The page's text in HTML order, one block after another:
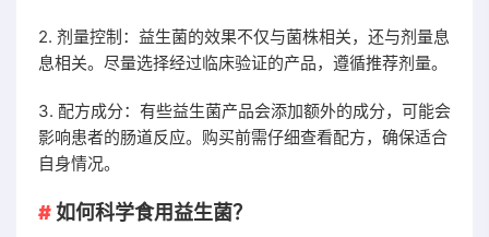
2. 剂量控制：益生菌的效果不仅与菌株相关，还与剂量息
息相关。尽量选择经过临床验证的产品，遵循推荐剂量。
3. 配方成分：有些益生菌产品会添加额外的成分，可能会
影响患者的肠道反应。购买前需仔细查看配方，确保适合
自身情况。
如何科学食用益生菌？